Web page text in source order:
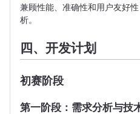
兼顾性能、准确性和用户友好
析。
四、开发计划
初赛阶段
第一阶段：需求分析与技